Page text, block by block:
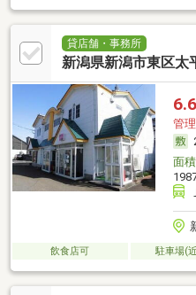
貸店舗・事務所
新潟県新潟市東区太
管
面積
飲食店可 駐車場(